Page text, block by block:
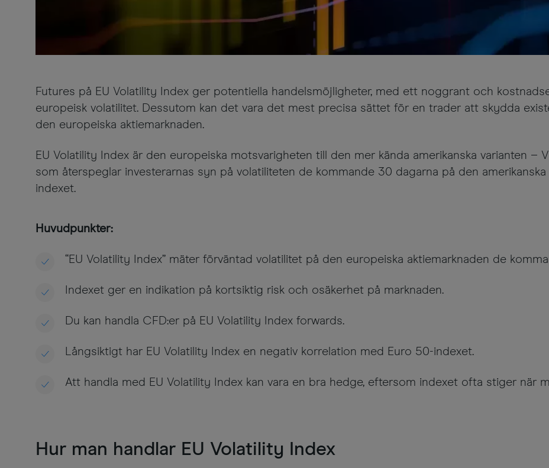
Futures på EU Volatility Index ger potentiella handelsmöjligheter, med ett noggrant och
europeisk volatilitet. Dessutom kan det vara det mest precisa sättet för en trader att skydda
den europeiska aktiemarknaden.
EU Volatility Index är den europeiska motsvarigheten till den mer kända amerikanska varianten –
som återspeglar investerarnas syn på volatiliteten de kommande 30 dagarna på den
indexet.
Huvudpunkter:
“EU Volatility Index” mäter förväntad volatilitet på den europeiska aktiemarknaden de
Indexet ger en indikation på kortsiktig risk och osäkerhet på marknaden.
Du kan handla CFD:er på EU Volatility Index forwards.
Långsiktigt har EU Volatility Index en negativ korrelation med Euro 50-indexet.
Att handla med EU Volatility Index kan vara en bra hedge, eftersom indexet ofta stiger när
Hur man handlar EU Volatility Index